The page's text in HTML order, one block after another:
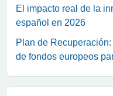
El impacto real de la
español en 2026
Plan de
de fondos europeos